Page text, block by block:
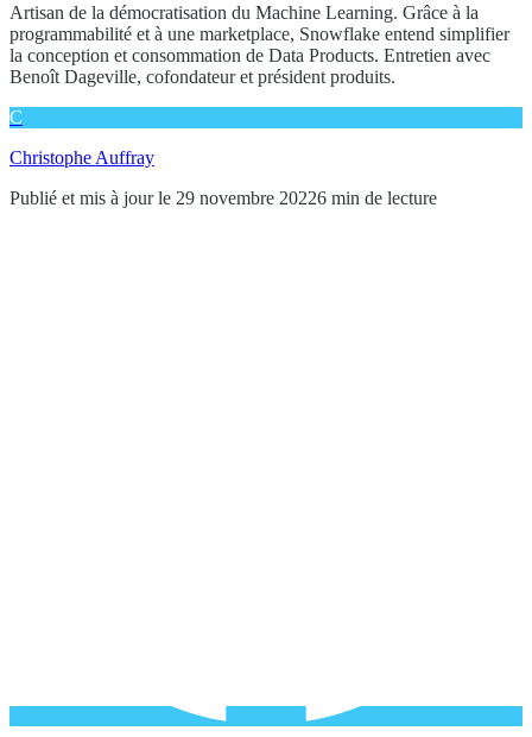
Artisan de la démocratisation du Machine Learning. Grâce à la
programmabilité et à une marketplace, Snowflake entend simplifier
la conception et consommation de Data Products. Entretien avec
Benoît Dageville, cofondateur et président produits.
C
Christophe Auffray
Publié et mis à jour le 29 novembre 20226 min de lecture